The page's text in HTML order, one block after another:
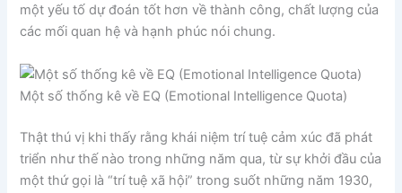
một yếu tố dự đoán tốt hơn về thành công, chất lượng của
các mối quan hệ và hạnh phúc nói chung.
Một số thống kê về EQ (Emotional Intelligence Quota)
Thật thú vị khi thấy rằng khái niệm trí tuệ cảm xúc đã phát
triển như thế nào trong những năm qua, từ sự khởi đầu của
một thứ gọi là “trí tuệ xã hội” trong suốt những năm 1930,